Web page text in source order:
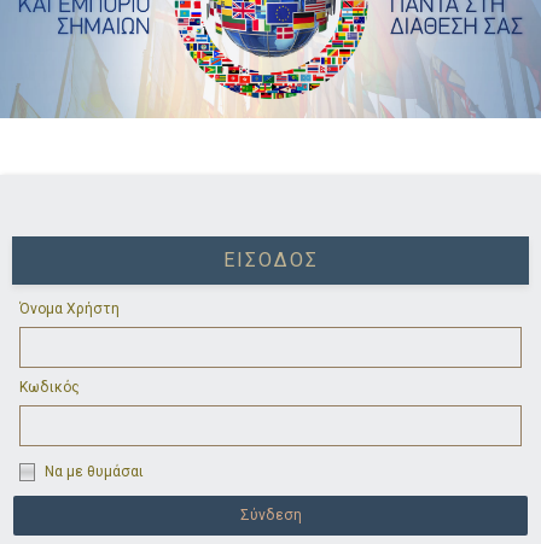
ΕΊΣΟΔΟΣ
Όνομα Χρήστη
Κωδικός
Να με θυμάσαι